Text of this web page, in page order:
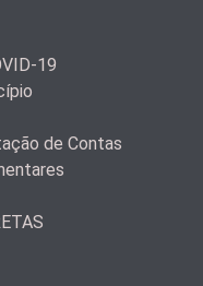
19
de Contas